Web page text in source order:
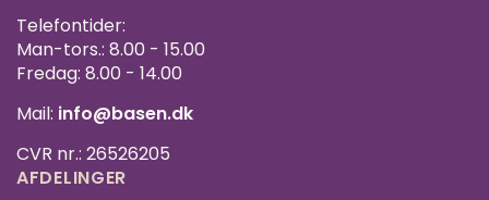
Telefontider:
Man-tors.: 8.00 - 15.00
Fredag: 8.00 - 14.00
Mail: info@basen.dk
CVR nr.: 26526205
AFDELINGER